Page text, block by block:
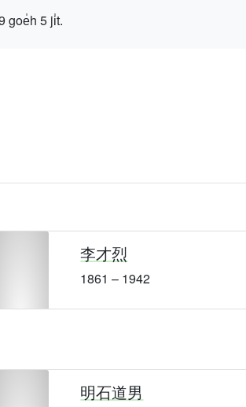
goe̍h 5 ji̍t.
李才烈
1861 – 1942
明石道男